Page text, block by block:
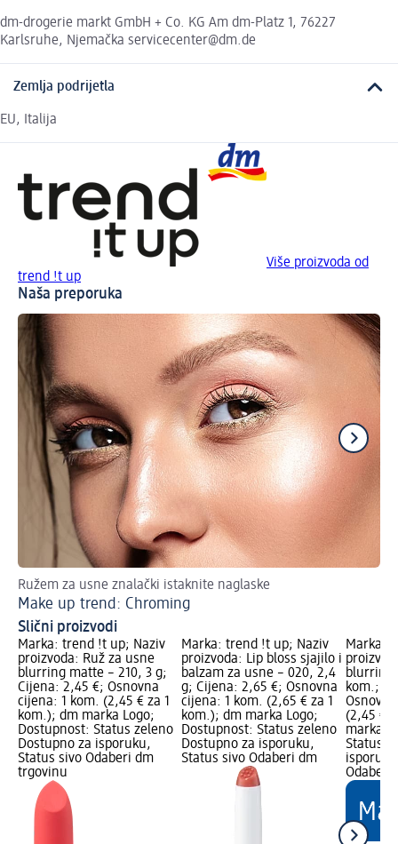
dm-drogerie markt GmbH + Co. KG Am dm-Platz 1, 76227
Karlsruhe, Njemačka servicecenter@dm.de
Zemlja podrijetla
EU, Italija
Više proizvoda od
trend !t up
Naša preporuka
Ružem za usne znalački istaknite naglaske
Make up trend: Chroming
Slični proizvodi
Marka: trend !t up; Naziv
proizvoda: Ruž za usne
blurring matte – 210, 3 g;
Cijena: 2,45 €; Osnovna
cijena: 1 kom. (2,45 € za 1
kom.); dm marka Logo;
Dostupnost: Status zeleno
Dostupno za isporuku,
Status sivo Odaberi dm
trgovinu
Marka: trend !t up; Naziv
proizvoda: Lip bloss sjajilo i
balzam za usne – 020, 2,4
g; Cijena: 2,65 €; Osnovna
cijena: 1 kom. (2,65 € za 1
kom.); dm marka Logo;
Dostupnost: Status zeleno
Dostupno za isporuku,
Status sivo Odaberi dm
Marka:
blurring
kom.;
(2,45 €
marka
Status
Odaberi